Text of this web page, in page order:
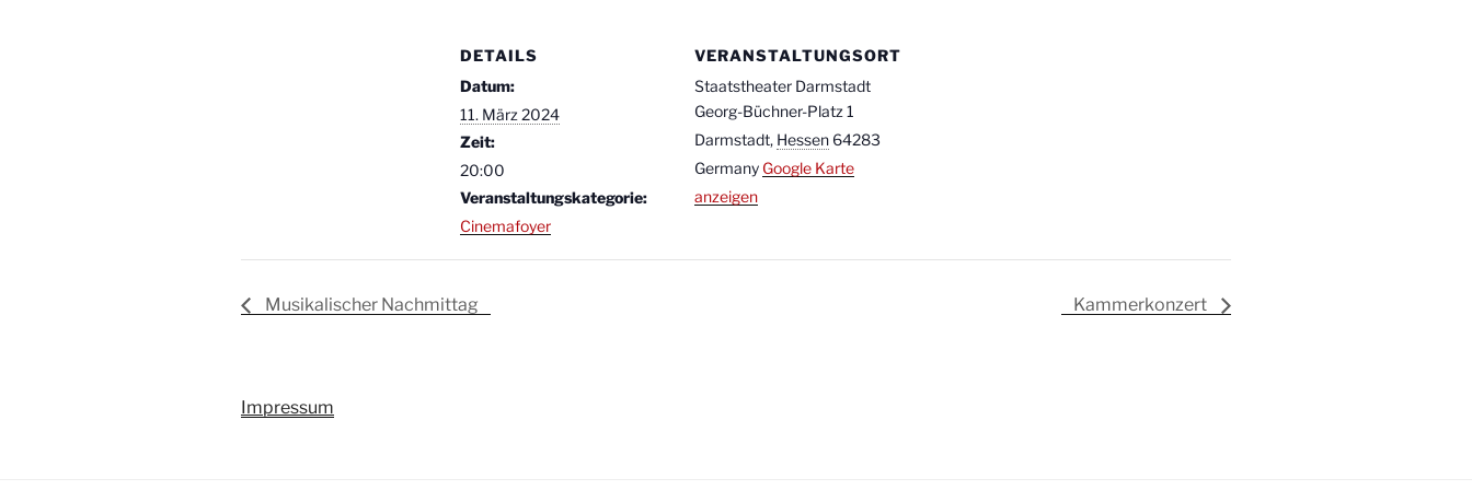
DETAILS
Datum:
11. März 2024
Zeit:
20:00
Veranstaltungskategorie:
Cinemafoyer
VERANSTALTUNGSORT
Staatstheater Darmstadt
Georg-Büchner-Platz 1
Darmstadt, Hessen 64283
Germany Google Karte
anzeigen
Musikalischer Nachmittag Kammerkonzert
Impressum